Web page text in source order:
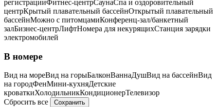
регистрацииФитнес-центрСаунаСпа и оздоровительный
центрКрытый плавательный бассейнОткрытый плавательный
бассейнМожно с питомцамиКонференц-зал/банкетный
залБизнес-центрЛифтНомера для некурящихCтанция зарядки
электромобилей
В номере
Вид на мореВид на горыБалконВаннаДушВид на бассейнВид
на городФенМини-кухняДетские
кроваткиХолодильникКондиционерТелевизор
Сбросить все
Сохранить